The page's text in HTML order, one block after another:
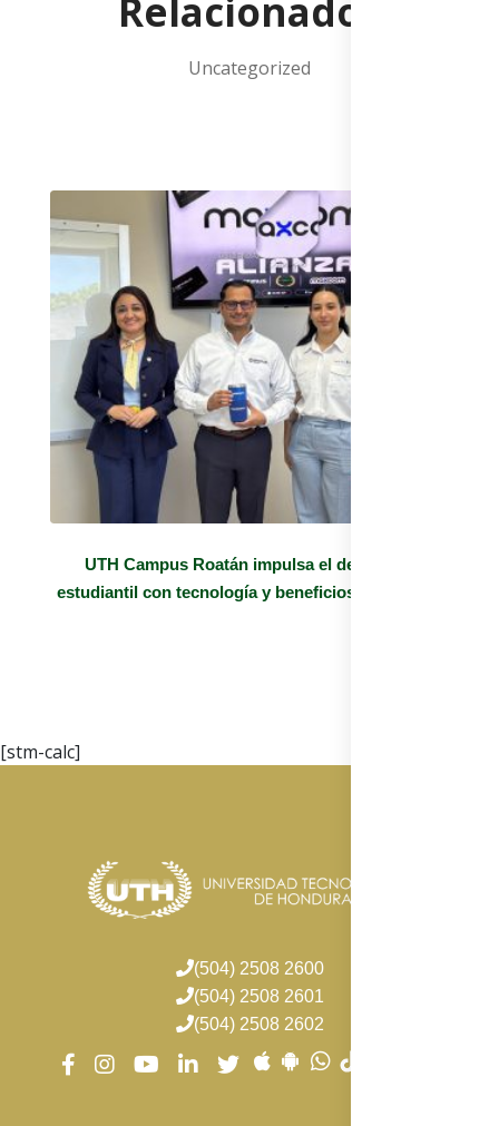
Relacionados
Uncategorized
UTH Campus Roatán impulsa el desarrollo
estudiantil con tecnología y beneficios exclusivos
[stm-calc]
(504) 2508 2600
(504) 2508 2601
(504) 2508 2602